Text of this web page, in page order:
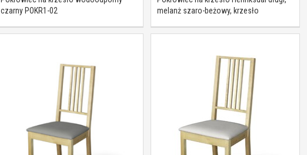
czarny POKR1-02
melanż szaro-beżowy, krzesło